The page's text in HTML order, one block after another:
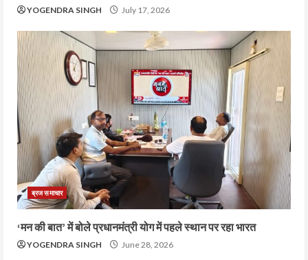
YOGENDRA SINGH July 17, 2026
ब्रज समाचार
‘मन की बात’ में बोले प्रधानमंत्री योग में पहले स्थान पर रहा भारत
YOGENDRA SINGH June 28, 2026